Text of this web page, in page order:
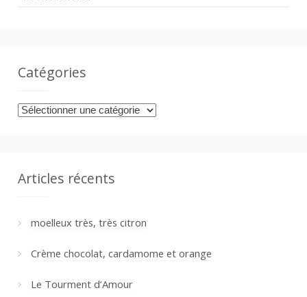
Catégories
Catégories
Articles récents
moelleux très, très citron
Crème chocolat, cardamome et orange
Le Tourment d’Amour